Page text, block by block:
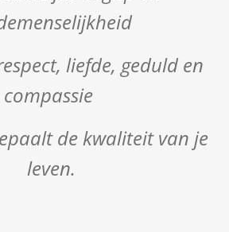
liefde, geduld en
compassie
de kwaliteit van je
leven.